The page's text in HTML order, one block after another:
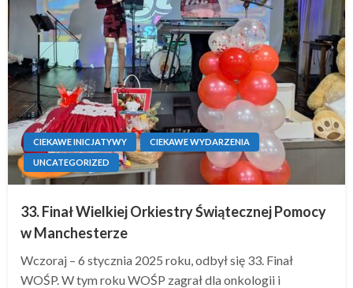
CIEKAWE INICJATYWY
CIEKAWE WYDARZENIA
UNCATEGORIZED
33. Finał Wielkiej Orkiestry Świątecznej Pomocy
w Manchesterze
Wczoraj – 6 stycznia 2025 roku, odbył się 33. Finał
WOŚP. W tym roku WOŚP zagrał dla onkologii i